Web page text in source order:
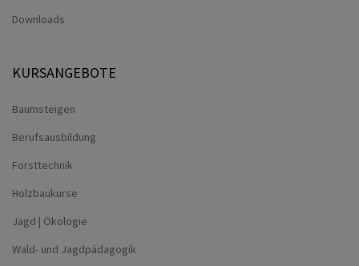
Downloads
KURSANGEBOTE
Baumsteigen
Berufsausbildung
Forsttechnik
Holzbaukurse
Jagd | Ökologie
Wald- und Jagdpädagogik